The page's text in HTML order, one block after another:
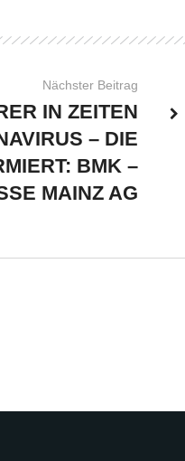
Nächster Beitrag
IN ZEITEN
– DIE
BMK –
MAINZ AG